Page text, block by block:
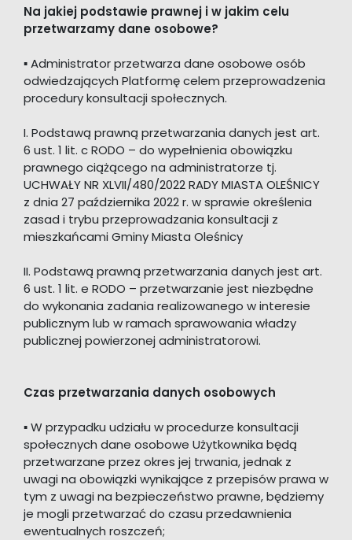
Na jakiej podstawie prawnej i w jakim celu
przetwarzamy dane osobowe?
▪ Administrator przetwarza dane osobowe osób
odwiedzających Platformę celem przeprowadzenia
procedury konsultacji społecznych.
I. Podstawą prawną przetwarzania danych jest art.
6 ust. 1 lit. c RODO – do wypełnienia obowiązku
prawnego ciążącego na administratorze tj.
UCHWAŁY NR XLVII/480/2022 RADY MIASTA OLEŚNICY
z dnia 27 października 2022 r. w sprawie określenia
zasad i trybu przeprowadzania konsultacji z
mieszkańcami Gminy Miasta Oleśnicy
II. Podstawą prawną przetwarzania danych jest art.
6 ust. 1 lit. e RODO – przetwarzanie jest niezbędne
do wykonania zadania realizowanego w interesie
publicznym lub w ramach sprawowania władzy
publicznej powierzonej administratorowi.
Czas przetwarzania danych osobowych
▪ W przypadku udziału w procedurze konsultacji
społecznych dane osobowe Użytkownika będą
przetwarzane przez okres jej trwania, jednak z
uwagi na obowiązki wynikające z przepisów prawa w
tym z uwagi na bezpieczeństwo prawne, będziemy
je mogli przetwarzać do czasu przedawnienia
ewentualnych roszczeń;